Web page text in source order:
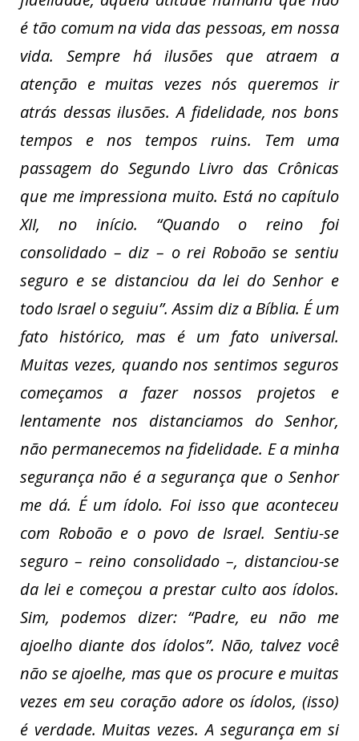
é tão comum na vida das pessoas, em nossa
vida. Sempre há ilusões que atraem a
atenção e muitas vezes nós queremos ir
atrás dessas ilusões. A fidelidade, nos bons
tempos e nos tempos ruins. Tem uma
passagem do Segundo Livro das Crônicas
que me impressiona muito. Está no capítulo
XII, no início. “Quando o reino foi
consolidado – diz – o rei Roboão se sentiu
seguro e se distanciou da lei do Senhor e
todo Israel o seguiu”. Assim diz a Bíblia. É um
fato histórico, mas é um fato universal.
Muitas vezes, quando nos sentimos seguros
começamos a fazer nossos projetos e
lentamente nos distanciamos do Senhor,
não permanecemos na fidelidade. E a minha
segurança não é a segurança que o Senhor
me dá. É um ídolo. Foi isso que aconteceu
com Roboão e o povo de Israel. Sentiu-se
seguro – reino consolidado –, distanciou-se
da lei e começou a prestar culto aos ídolos.
Sim, podemos dizer: “Padre, eu não me
ajoelho diante dos ídolos”. Não, talvez você
não se ajoelhe, mas que os procure e muitas
vezes em seu coração adore os ídolos, (isso)
é verdade. Muitas vezes. A segurança em si